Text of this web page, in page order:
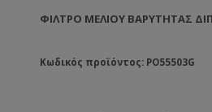
ΦΊΛΤΡΟ ΜΕΛΙΟΎ ΒΑΡΎΤΗΤΑΣ
Κωδικός προϊόντος: PO55503G